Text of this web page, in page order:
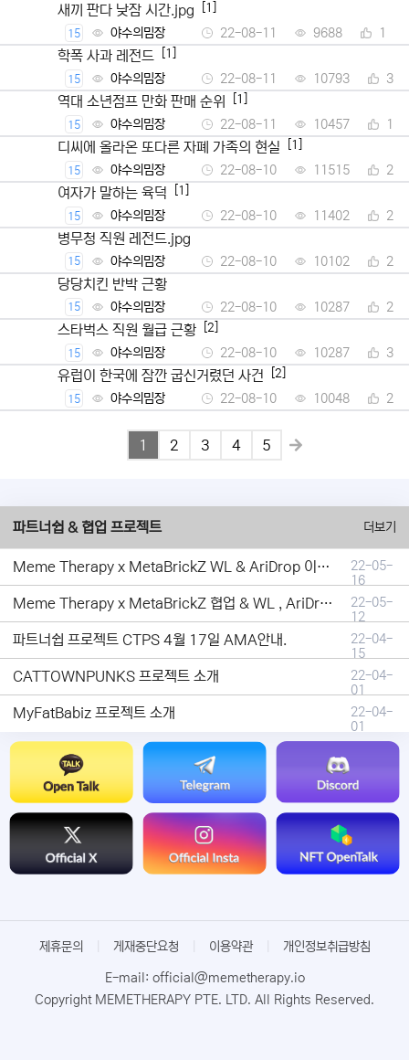
새끼 판다 낮잠 시간.jpg [1]
15 야수의밈장 22-08-11 9688 1
학폭 사과 레전드 [1]
15 야수의밈장 22-08-11 10793 3
역대 소년점프 만화 판매 순위 [1]
15 야수의밈장 22-08-11 10457 1
디씨에 올라온 또다른 자폐 가족의 현실 [1]
15 야수의밈장 22-08-10 11515 2
여자가 말하는 육덕 [1]
15 야수의밈장 22-08-10 11402 2
병무청 직원 레전드.jpg
15 야수의밈장 22-08-10 10102 2
당당치킨 반박 근황
15 야수의밈장 22-08-10 10287 2
스타벅스 직원 월급 근황 [2]
15 야수의밈장 22-08-10 10287 3
유럽이 한국에 잠깐 굽신거렸던 사건 [2]
15 야수의밈장 22-08-10 10048 2
1 2 3 4 5
파트너쉽 & 협업 프로젝트 더보기
Meme Therapy x MetaBrickZ WL & AriDrop 이벤트 결과안내!
22-05-
16
Meme Therapy x MetaBrickZ 협업 & WL , AriDrop 이벤트 안내
22-05-
12
파트너쉽 프로젝트 CTPS 4월 17일 AMA안내.
22-04-
15
CATTOWNPUNKS 프로젝트 소개
22-04-
01
MyFatBabiz 프로젝트 소개
22-04-
01
제휴문의 게재중단요청 이용약관 개인정보취급방침
E-mail: official@memetherapy.io
Copyright MEMETHERAPY PTE. LTD. All Rights Reserved.